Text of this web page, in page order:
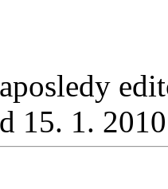
15. 1.